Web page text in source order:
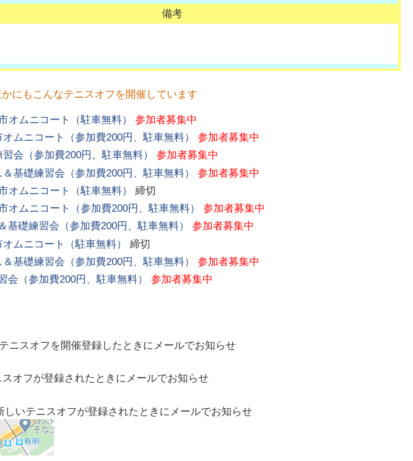
備考
にもこんなテニスオフを開催しています
オムニコート（駐車無料）
参加者募集中
ムニコート（参加費200円、駐車無料）
参加者募集中
会（参加費200円、駐車無料）
参加者募集中
基礎練習会（参加費200円、駐車無料）
参加者募集中
オムニコート（駐車無料）
締切
オムニコート（参加費200円、駐車無料）
参加者募集中
礎練習会（参加費200円、駐車無料）
参加者募集中
ムニコート（駐車無料）
締切
基礎練習会（参加費200円、駐車無料）
参加者募集中
（参加費200円、駐車無料） 参加者募集中
ニスオフを開催登録したときにメールでお知らせ
オフが登録されたときにメールでお知らせ
しいテニスオフが登録されたときにメールでお知らせ